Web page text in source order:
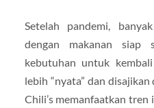
Setelah pandemi,
dengan makanan siap
kebutuhan untuk
lebih “nyata” dan
Chili’s memanfaatkan